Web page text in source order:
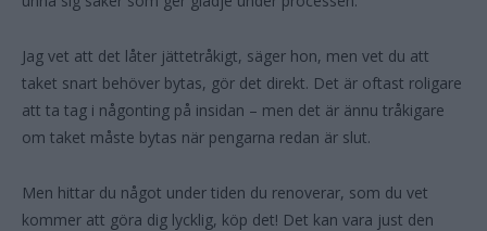
Jag vet att det låter jättetråkigt, säger hon, men vet du att
taket snart behöver bytas, gör det direkt. Det är oftast roligare
att ta tag i någonting på insidan – men det är ännu tråkigare
om taket måste bytas när pengarna redan är slut.
Men hittar du något under tiden du renoverar, som du vet
kommer att göra dig lycklig, köp det! Det kan vara just den